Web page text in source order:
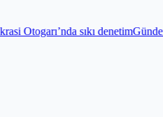
denetimGündemEdirnekapı